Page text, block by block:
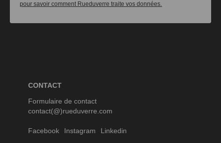
pour savoir comment Rueduverre traite vos données.
CONTACT
Formulaire de contact
contact(@)rueduverre.com
Facebook Instagram Linkedin